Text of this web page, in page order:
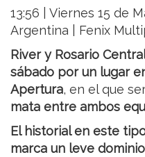
13:56 | Viernes 15 de
Argentina | Fenix
River y Rosario
sábado por un lugar
Apertura, en el que
mata entre ambos
El historial en este
marca un leve